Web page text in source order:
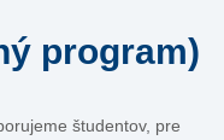
program)
študentov, pre